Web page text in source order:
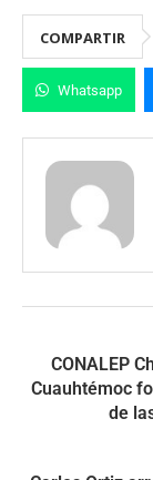
COMPARTIR
Whatsapp
CONALEP
Cuauhtémoc
de